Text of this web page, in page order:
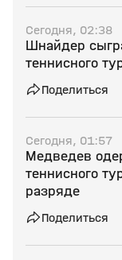
Сегодня, 02:38
Шнайдер
теннисного
Поделиться
Сегодня, 01:57
Медведев
теннисного
разряде
Поделиться